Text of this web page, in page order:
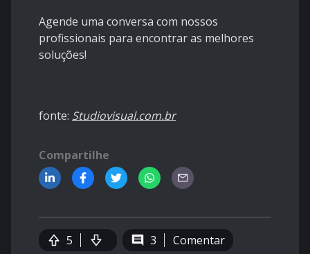
Agende uma conversa com nossos
profissionais para encontrar as melhores
soluções!
fonte: Studiovisual.com.br
Compartilhe
5 3 Comentar